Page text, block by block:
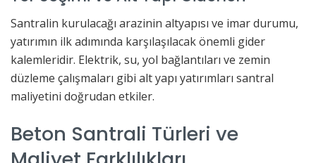
Santralin kurulacağı arazinin altyapısı ve imar durumu,
yatırımın ilk adımında karşılaşılacak önemli gider
kalemleridir. Elektrik, su, yol bağlantıları ve zemin
düzleme çalışmaları gibi alt yapı yatırımları santral
maliyetini doğrudan etkiler.
Beton Santrali Türleri ve